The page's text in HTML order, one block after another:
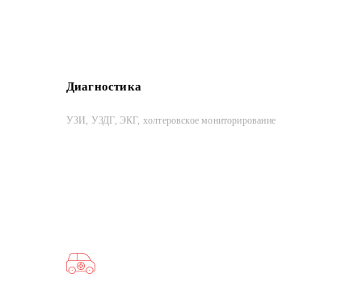
Диагностика
УЗИ, УЗДГ, ЭКГ, холтеровское мониторирование